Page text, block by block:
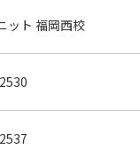
ット 福岡西校